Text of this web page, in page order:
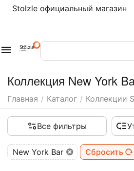
Stolzle официальный магазин
Коллекция New York
Главная / Каталог / Коллекции
Все фильтры
New York Bar Сбросить